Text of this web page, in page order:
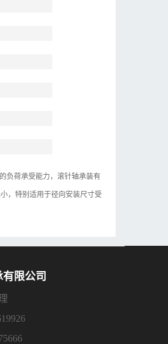
负荷承受能力，滚针轴承装有
，特别适用于径向安装尺寸受
限公司